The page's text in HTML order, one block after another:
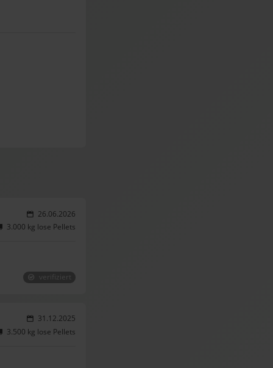
26.06.2026
3.000 kg lose Pellets
verifiziert
31.12.2025
3.500 kg lose Pellets